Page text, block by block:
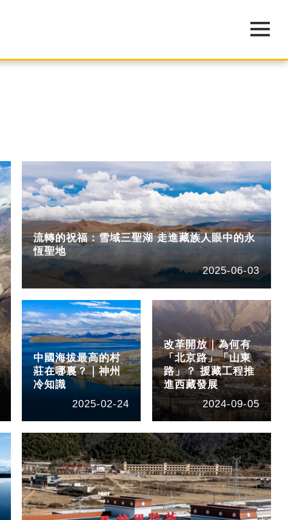
流轉的祝福：雪域三聖湖 走進藏族人眼中的永
恆聖地
2025-06-03
中國海拔最高的村
莊在哪裏？｜神州
冷知識
2025-02-24
改革開放｜為何有
「北京路」「山東
路」？ 援藏工程推
進西藏發展
2024-09-05